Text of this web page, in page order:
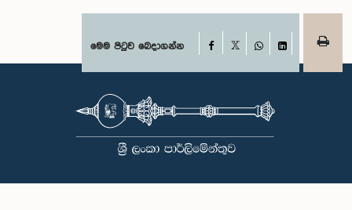
මෙම පිටුව බෙදාගන්න Facebook
WhatsAppLinkedIn